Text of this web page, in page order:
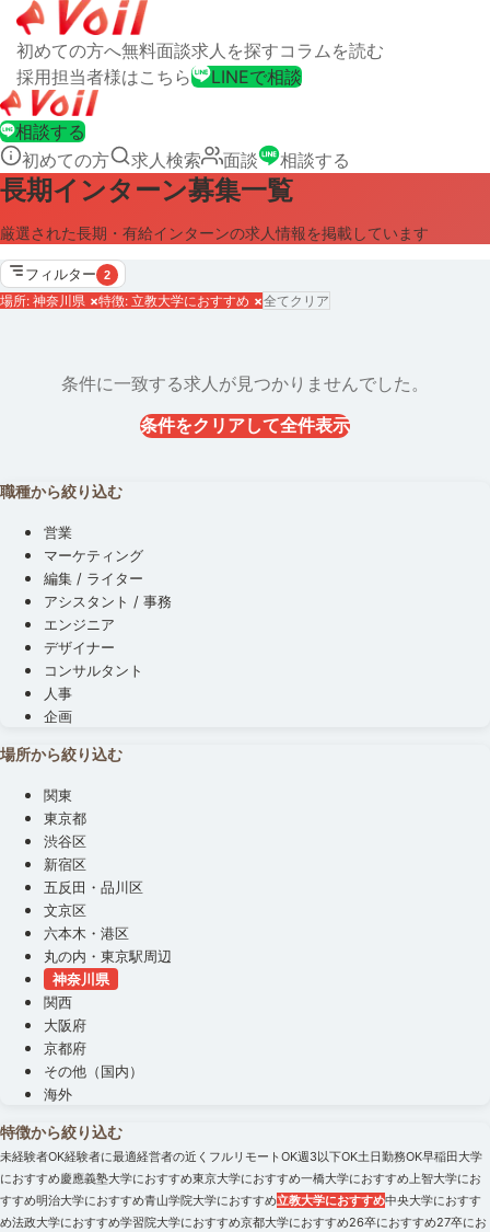
初めての方へ無料面談求人を探すコラムを読む
採用担当者様はこちら
LINEで相談
相談する
初めての方
求人検索 面談 相談する
長期インターン募集一覧
厳選された長期・有給インターンの求人情報を掲載しています
フィルター 2
場所: 神奈川県 ×特徴: 立教大学におすすめ ×全てクリア
条件に一致する求人が見つかりませんでした。
条件をクリアして全件表示
職種から絞り込む
営業
マーケティング
編集 / ライター
アシスタント / 事務
エンジニア
デザイナー
コンサルタント
人事
企画
場所から絞り込む
関東
東京都
渋谷区
新宿区
五反田・品川区
文京区
六本木・港区
丸の内・東京駅周辺
神奈川県
関西
大阪府
京都府
その他（国内）
海外
特徴から絞り込む
未経験者OK経験者に最適経営者の近く フルリモートOK週3以下OK土日勤務OK早稲田大学
におすすめ慶應義塾大学におすすめ東京大学におすすめ一橋大学におすすめ上智大学にお
すすめ明治大学におすすめ青山学院大学におすすめ立教大学におすすめ中央大学におすす
め法政大学におすすめ学習院大学におすすめ京都大学におすすめ26卒におすすめ27卒にお